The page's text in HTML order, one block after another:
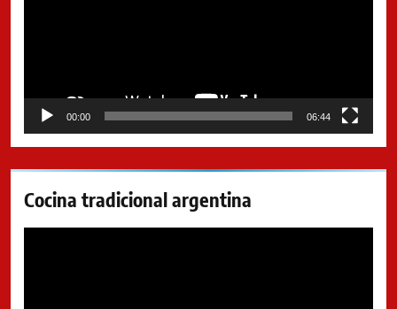
00:00 06:44
Cocina tradicional argentina